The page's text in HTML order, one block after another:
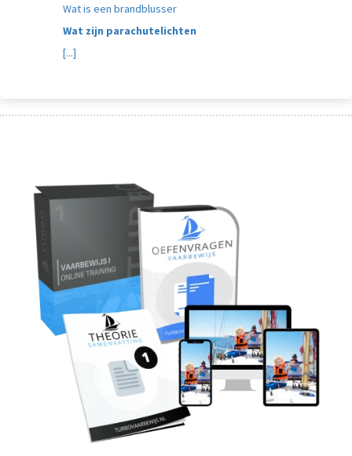
Wat is een brandblusser
Wat zijn parachutelichten
[...]